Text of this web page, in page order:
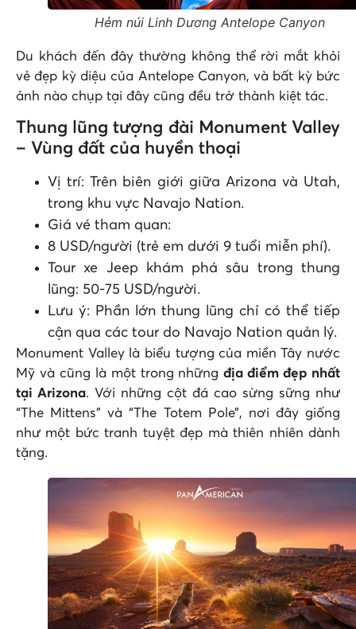
Hẻm núi Linh Dương Antelope Canyon
Du khách đến đây thường không thể rời mắt khỏi
vẻ đẹp kỳ diệu của Antelope Canyon, và bất kỳ bức
ảnh nào chụp tại đây cũng đều trở thành kiệt tác.
Thung lũng tượng đài Monument Valley
– Vùng đất của huyền thoại
Vị trí: Trên biên giới giữa Arizona và Utah,
trong khu vực Navajo Nation.
Giá vé tham quan:
8 USD/người (trẻ em dưới 9 tuổi miễn phí).
Tour xe Jeep khám phá sâu trong thung
lũng: 50-75 USD/người.
Lưu ý: Phần lớn thung lũng chỉ có thể tiếp
cận qua các tour do Navajo Nation quản lý.
Monument Valley là biểu tượng của miền Tây nước
Mỹ và cũng là một trong nhữngđịa điểm đẹp nhất
tại Arizona. Với những cột đá cao sừng sững như
“The Mittens” và “The Totem Pole”, nơi đây giống
như một bức tranh tuyệt đẹp mà thiên nhiên dành
tặng.